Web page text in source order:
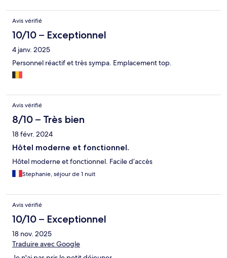
Avis vérifié
10/10 – Exceptionnel
4 janv. 2025
Personnel réactif et très sympa. Emplacement top.
Avis vérifié
8/10 – Très bien
18 févr. 2024
Hôtel moderne et fonctionnel.
Hôtel moderne et fonctionnel. Facile d’accès
Stephanie, séjour de 1 nuit
Avis vérifié
10/10 – Exceptionnel
18 nov. 2025
Traduire avec Google